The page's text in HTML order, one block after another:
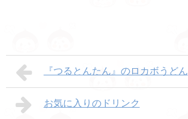
『つるとんたん』のロカボうどん
お気に入りのドリンク